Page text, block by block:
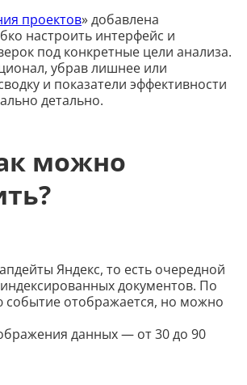
проектов» добавлена
настроить интерфейс и
под конкретные цели анализа.
убрав лишнее или
и показатели эффективности
детально.
можно
Яндекс, то есть очередной
документов. По
отображается, но можно
данных — от 30 до 90